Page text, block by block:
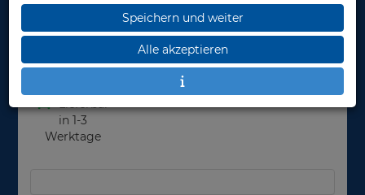
Herstellerpreis: 104,00 €
69,95 €*
Lieferbar
in 1-3
Werktage
Speichern und weiter
Alle akzeptieren